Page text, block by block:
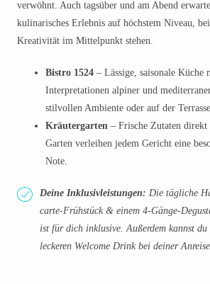
verwöhnt. Auch tagsüber und am Abend
kulinarisches Erlebnis auf höchstem Niveau,
Kreativität im Mittelpunkt stehen.
Bistro 1524 – Lässige, saisonale Küche
Interpretationen alpiner und
stilvollen Ambiente oder auf der
Kräutergarten – Frische Zutaten direkt
Garten verleihen jedem Gericht eine
Note.
Deine Inklusivleistungen: Die tägliche
carte-Frühstück & einem 4-Gänge-
ist für dich inklusive. Außerdem kannst
leckeren Welcome Drink bei deiner